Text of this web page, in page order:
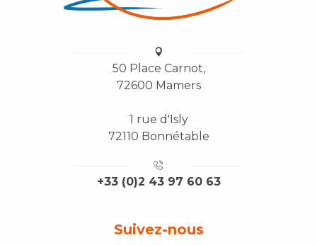
50 Place Carnot,
72600 Mamers
1 rue d'Isly
72110 Bonnétable
+33 (0)2 43 97 60 63
Suivez-nous